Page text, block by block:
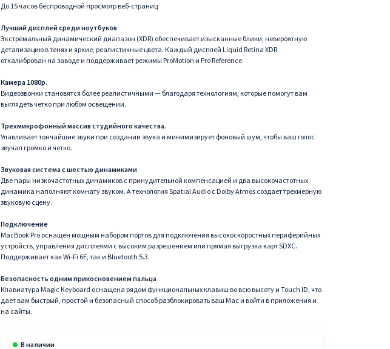
До 15 часов беспроводной просмотр веб-страниц
Лучший дисплей среди ноутбуков
Экстремальный динамический диапазон (XDR) обеспечивает изысканные блики, невероятную
детализацию в тенях и яркие, реалистичные цвета. Каждый дисплей Liquid Retina XDR
откалиброван на заводе и поддерживает режимы ProMotion и Pro Reference.
Камера 1080p.
Видеозвонки становятся более реалистичными — благодаря технологиям, которые помогут вам
выглядеть четко при любом освещении.
Трехмикрофонный массив студийного качества.
Улавливает тончайшие звуки при создании звука и минимизирует фоновый шум, чтобы ваш голос
звучал громко и четко.
Звуковая система с шестью динамиками
Две пары низкочастотных динамиков с принудительной компенсацией и два высокочастотных
динамика наполняют комнату звуком. А технология Spatial Audio с Dolby Atmos создает трехмерную
звуковую сцену.
Подключение
MacBook Pro оснащен мощным набором портов для подключения высокоскоростных периферийных
устройств, управления дисплеями с высоким разрешением или прямая выгрузка карт SDXC.
Поддерживает как Wi-Fi 6E, так и Bluetooth 5.3.
Безопасность одним прикосновением пальца
Клавиатура Magic Keyboard оснащена рядом функциональных клавиш во всю высоту и Touch ID, что
дает вам быстрый, простой и безопасный способ разблокировать ваш Mac и войти в приложения и
на сайты.